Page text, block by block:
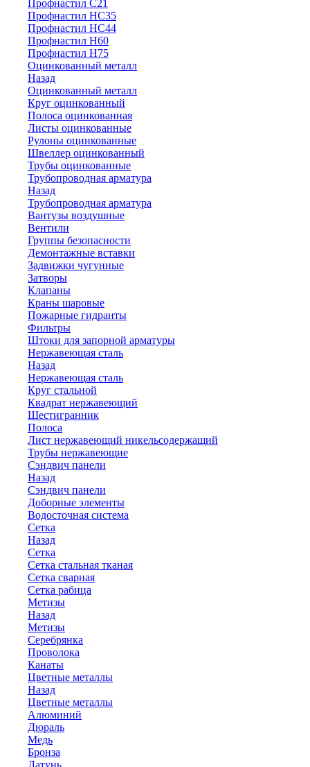
Профнастил С21
Профнастил НС35
Профнастил НС44
Профнастил Н60
Профнастил Н75
Оцинкованный металл
Назад
Оцинкованный металл
Круг оцинкованный
Полоса оцинкованная
Листы оцинкованные
Рулоны оцинкованные
Швеллер оцинкованный
Трубы оцинкованные
Трубопроводная арматура
Назад
Трубопроводная арматура
Вантузы воздушные
Вентили
Группы безопасности
Демонтажные вставки
Задвижки чугунные
Затворы
Клапаны
Краны шаровые
Пожарные гидранты
Фильтры
Штоки для запорной арматуры
Нержавеющая сталь
Назад
Нержавеющая сталь
Круг стальной
Квадрат нержавеющий
Шестигранник
Полоса
Лист нержавеющий никельсодержащий
Трубы нержавеющие
Сэндвич панели
Назад
Сэндвич панели
Доборные элементы
Водосточная система
Сетка
Назад
Сетка
Сетка стальная тканая
Сетка сварная
Сетка рабица
Метизы
Назад
Метизы
Серебрянка
Проволока
Канаты
Цветные металлы
Назад
Цветные металлы
Алюминий
Дюраль
Медь
Бронза
Латунь